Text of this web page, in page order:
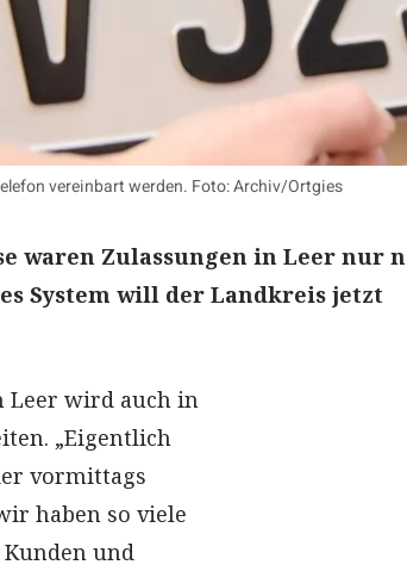
vereinbart werden. Foto: Archiv/Ortgies
waren Zulassungen in Leer nur
System will der Landkreis jetzt
Leer wird auch in
„Eigentlich
vormittags
haben so viele
und